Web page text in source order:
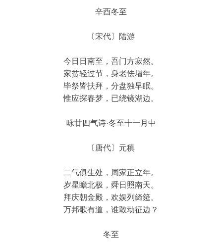
辛酉冬至
〔宋代〕陆游
今日日南至，吾门方寂然。
家贫轻过节，身老怯增年。
毕祭皆扶拜，分盘独早眠。
惟应探春梦，已绕镜湖边。
咏廿四气诗·冬至十一月中
〔唐代〕元稹
二气俱生处，周家正立年。
岁星瞻北极，舜日照南天。
拜庆朝金殿，欢娱列綺筵。
万邦歌有道，谁敢动征边？
冬至